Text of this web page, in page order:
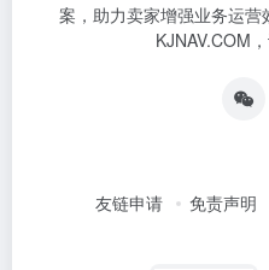
案，助力卖家增强业务运
KJNAV.COM
友链申请 免责声明